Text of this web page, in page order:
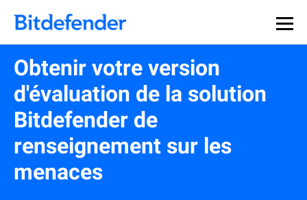
Obtenir votre version
d'évaluation de la solution
Bitdefender de
renseignement sur les
menaces